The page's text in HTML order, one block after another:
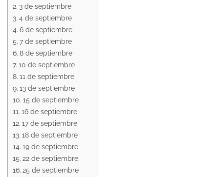
3 de septiembre
4 de septiembre
6 de septiembre
7 de septiembre
8 de septiembre
10 de septiembre
11 de septiembre
13 de septiembre
15 de septiembre
16 de septiembre
17 de septiembre
18 de septiembre
19 de septiembre
22 de septiembre
25 de septiembre